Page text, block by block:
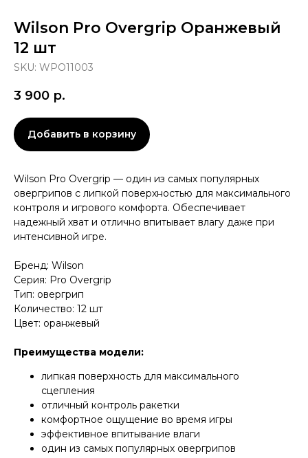
Wilson Pro Overgrip Оранжевый
12 шт
SKU: WPO11003
3 900 р.
Добавить в корзину
Wilson Pro Overgrip — один из самых популярных
овергрипов с липкой поверхностью для максимального
контроля и игрового комфорта. Обеспечивает
надежный хват и отлично впитывает влагу даже при
интенсивной игре.
Бренд: Wilson
Серия: Pro Overgrip
Тип: овергрип
Количество: 12 шт
Цвет: оранжевый
Преимущества модели:
липкая поверхность для максимального
сцепления
отличный контроль ракетки
комфортное ощущение во время игры
эффективное впитывание влаги
один из самых популярных овергрипов